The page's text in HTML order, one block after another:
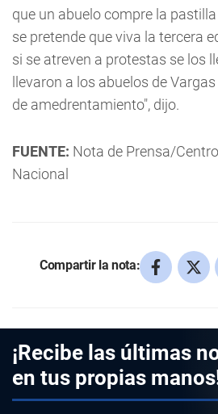
que un abuelo compre la
se pretende que viva la tercera
si se atreven a protestas se los
llevaron a los abuelos de
de amedrentamiento", dijo.
FUENTE: Nota de Prensa/
Nacional
Compartir la nota:
¡Recibe las últimas
en tus propias